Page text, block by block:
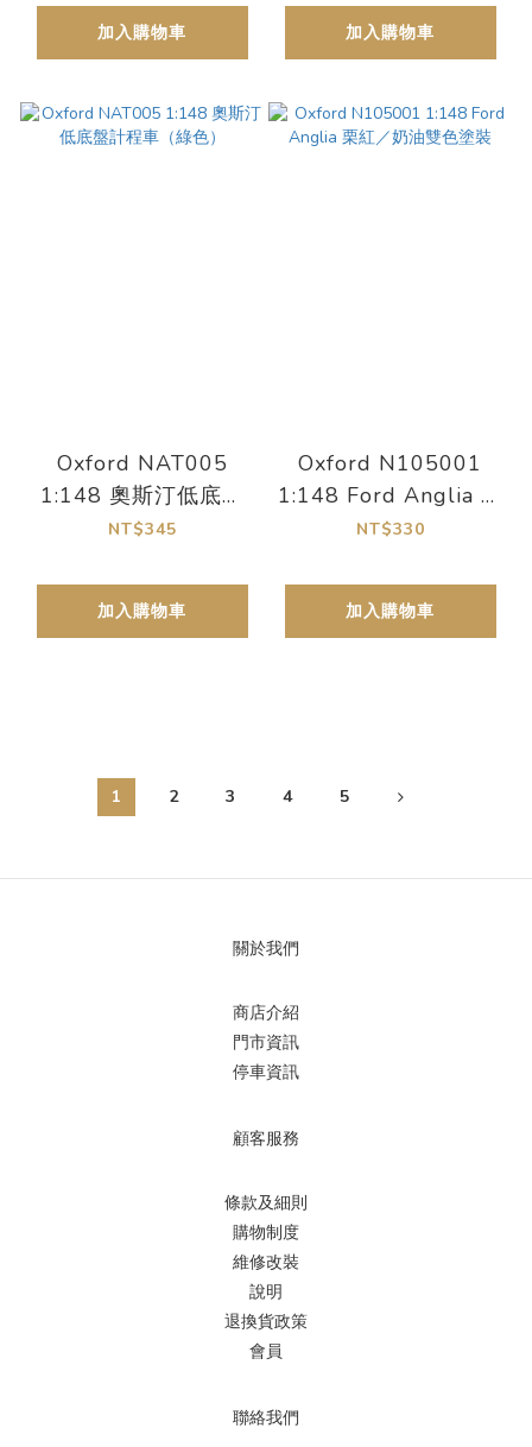
加入購物車 加入購物車
Oxford NAT005
1:148 奧斯汀低底盤
計程車（綠色）
NT$345
加入購物車
Oxford N105001
1:148 Ford Anglia 栗
紅／奶油雙色塗裝
NT$330
加入購物車
1 2 3 4 5
關於我們
商店介紹
門市資訊
停車資訊
顧客服務
條款及細則
購物制度
維修改裝
說明
退換貨政策
會員
聯絡我們